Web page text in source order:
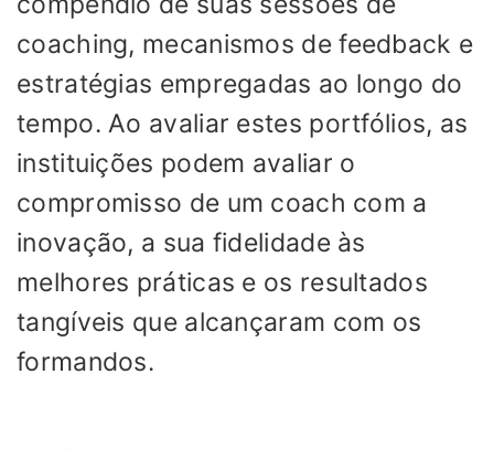
coaching, mecanismos de feedback e
estratégias empregadas ao longo do
tempo. Ao avaliar estes portfólios, as
instituições podem avaliar o
compromisso de um coach com a
inovação, a sua fidelidade às
melhores práticas e os resultados
tangíveis que alcançaram com os
formandos.